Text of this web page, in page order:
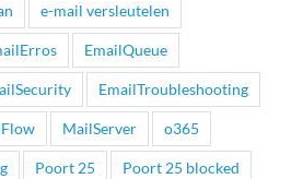
e-mail versleutelen
EmailQueue
EmailTroubleshooting
MailServer o365
Poort 25 Poort 25 blocked